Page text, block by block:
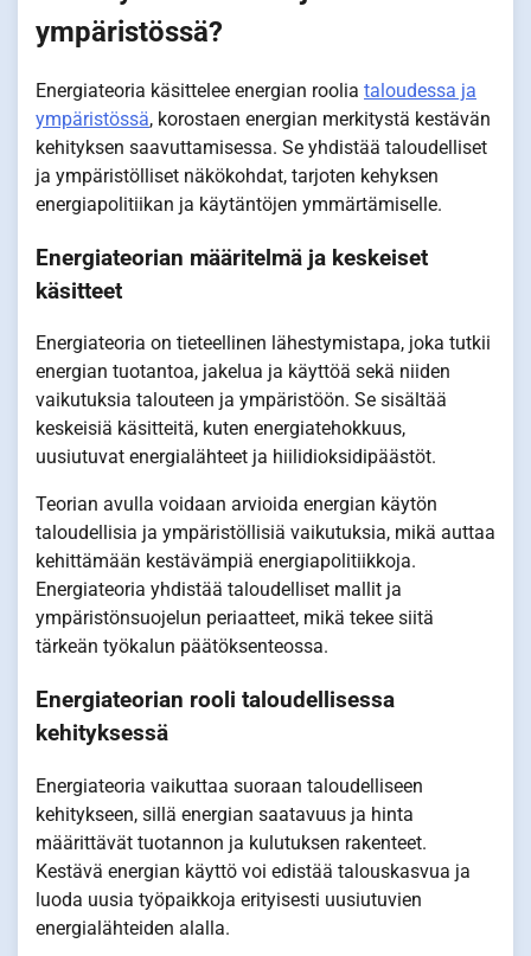
ympäristössä?
Energiateoria käsittelee energian roolia taloudessa ja
ympäristössä, korostaen energian merkitystä kestävän
kehityksen saavuttamisessa. Se yhdistää taloudelliset
ja ympäristölliset näkökohdat, tarjoten kehyksen
energiapolitiikan ja käytäntöjen ymmärtämiselle.
Energiateorian määritelmä ja keskeiset
käsitteet
Energiateoria on tieteellinen lähestymistapa, joka tutkii
energian tuotantoa, jakelua ja käyttöä sekä niiden
vaikutuksia talouteen ja ympäristöön. Se sisältää
keskeisiä käsitteitä, kuten energiatehokkuus,
uusiutuvat energialähteet ja hiilidioksidipäästöt.
Teorian avulla voidaan arvioida energian käytön
taloudellisia ja ympäristöllisiä vaikutuksia, mikä auttaa
kehittämään kestävämpiä energiapolitiikkoja.
Energiateoria yhdistää taloudelliset mallit ja
ympäristönsuojelun periaatteet, mikä tekee siitä
tärkeän työkalun päätöksenteossa.
Energiateorian rooli taloudellisessa
kehityksessä
Energiateoria vaikuttaa suoraan taloudelliseen
kehitykseen, sillä energian saatavuus ja hinta
määrittävät tuotannon ja kulutuksen rakenteet.
Kestävä energian käyttö voi edistää talouskasvua ja
luoda uusia työpaikkoja erityisesti uusiutuvien
energialähteiden alalla.